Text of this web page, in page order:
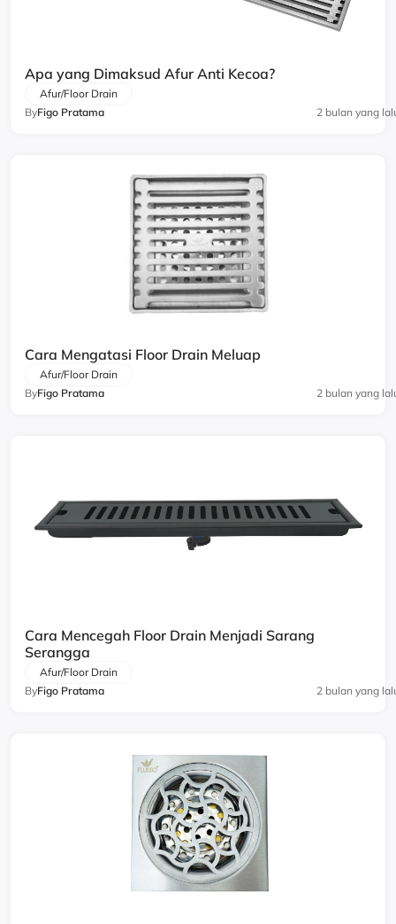
Apa yang Dimaksud Afur Anti Kecoa?
Afur/Floor Drain
ByFigo Pratama 2 bulan yang
Cara Mengatasi Floor Drain Meluap
Afur/Floor Drain
ByFigo Pratama 2 bulan yang
Cara Mencegah Floor Drain Menjadi Sarang
Serangga
Afur/Floor Drain
ByFigo Pratama 2 bulan yang